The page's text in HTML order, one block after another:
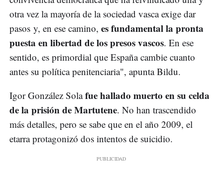
otra vez la mayoría de la sociedad vasca exige dar
pasos y, en ese camino, es fundamental la pronta
puesta en libertad de los presos vascos. En ese
sentido, es primordial que España cambie cuanto
antes su política penitenciaria", apunta Bildu.
Igor González Solafue hallado muerto en su celda
de la prisión de Martutene. No han trascendido
más detalles, pero se sabe que en el año 2009, el
etarra protagonizó dos intentos de suicidio.